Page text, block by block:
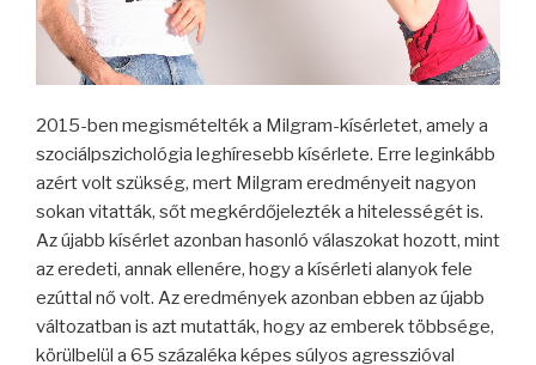
2015-ben megismételték a Milgram-kísérletet, amely a
szociálpszichológia leghíresebb kísérlete. Erre leginkább
azért volt szükség, mert Milgram eredményeit nagyon
sokan vitatták, sőt megkérdőjelezték a hitelességét is.
Az újabb kísérlet azonban hasonló válaszokat hozott, mint
az eredeti, annak ellenére, hogy a kísérleti alanyok fele
ezúttal nő volt. Az eredmények azonban ebben az újabb
változatban is azt mutatták, hogy az emberek többsége,
körülbelül a 65 százaléka képes súlyos agresszióval